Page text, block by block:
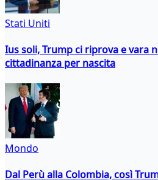
Stati Uniti
Ius soli, Trump ci riprova e vara
cittadinanza per nascita
Mondo
Dal Perù alla Colombia, così